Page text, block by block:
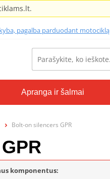
pagalba parduodant motociklą
Apranga ir šalmai
Bolt-on silencers GPR
komponentus: